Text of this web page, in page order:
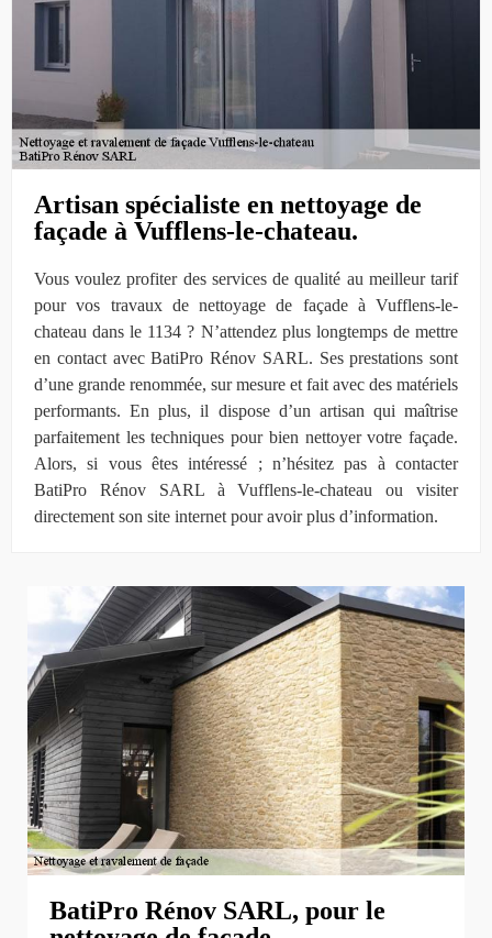
Artisan spécialiste en nettoyage de
façade à Vufflens-le-chateau.
Vous voulez profiter des services de qualité au meilleur tarif
pour vos travaux de nettoyage de façade à Vufflens-le-
chateau dans le 1134 ? N’attendez plus longtemps de mettre
en contact avec BatiPro Rénov SARL. Ses prestations sont
d’une grande renommée, sur mesure et fait avec des matériels
performants. En plus, il dispose d’un artisan qui maîtrise
parfaitement les techniques pour bien nettoyer votre façade.
Alors, si vous êtes intéressé ; n’hésitez pas à contacter
BatiPro Rénov SARL à Vufflens-le-chateau ou visiter
directement son site internet pour avoir plus d’information.
BatiPro Rénov SARL, pour le